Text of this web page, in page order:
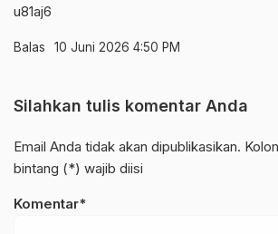
u81aj6
Balas 10 Juni 2026 4:50 PM
Silahkan tulis komentar Anda
Email Anda tidak akan dipublikasikan.
bintang (*) wajib diisi
Komentar*